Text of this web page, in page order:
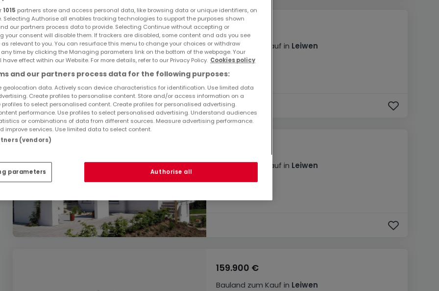
Bauland zum Kauf in Leiwen
134.900 €
Baulandzum Kauf in Leiwen
Bauland zum Kauf in Leiwen
159.900 €
1015 partners store and access personal data, like browsing data or unique identifiers, on
Selecting Authorise all enables tracking technologies to support the purposes shown
our partners process data to provide. Selecting Continue without accepting or
your consent will disable them. If trackers are disabled, some content and ads you see
as relevant to you. You can resurface this menu to change your choices or withdraw
time by clicking the Managing parameters link on the bottom of the webpage. Your
have effect within our Website. For more details, refer to our Privacy Policy. Cookies policy
and our partners process data for the following purposes:
geolocation data. Actively scan device characteristics for identification. Use limited data
Create profiles to personalise content. Store and/or access information on a
profiles to select personalised content. Create profiles for personalised advertising.
performance. Use profiles to select personalised advertising. Understand audiences
or combinations of data from different sources. Measure advertising performance.
improve services. Use limited data to select content.
(vendors)
parameters Authorise all